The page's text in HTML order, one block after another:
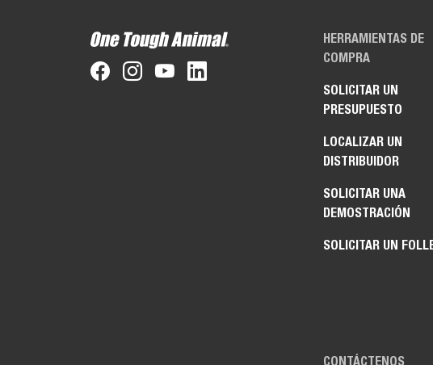
HERRAMIENTAS DE
COMPRA
SOLICITAR UN
PRESUPUESTO
LOCALIZAR UN
DISTRIBUIDOR
SOLICITAR UNA
DEMOSTRACIÓN
SOLICITAR UN
CONTÁCTENOS